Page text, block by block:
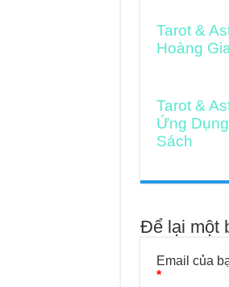
Tarot &
Hoàng
Tarot &
Ứng
Sách
Để lại một
Email của
*